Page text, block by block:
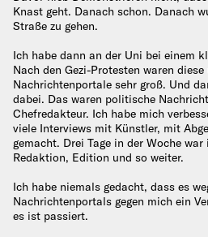
Knast geht. Danach schon. Danach
Straße zu gehen.
Ich habe dann an der Uni bei einem
Nach den Gezi-Protesten waren
Nachrichtenportale sehr groß. Und
dabei. Das waren politische
Chefredakteur. Ich habe mich
viele Interviews mit Künstler, mit
gemacht. Drei Tage in der Woche
Redaktion, Edition und so weiter.
Ich habe niemals gedacht, dass es
Nachrichtenportals gegen mich ein
es ist passiert.